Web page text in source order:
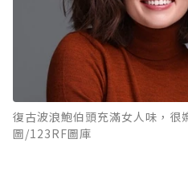
復古波浪鮑伯頭充滿女人味，很
圖/123RF圖庫